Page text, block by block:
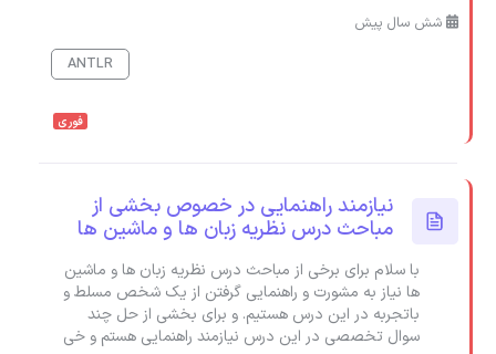
شش سال پیش
ANTLR
فوری
نیازمند راهنمایی در خصوص بخشی از
مباحث درس نظریه زبان ها و ماشین ها
با سلام برای برخی از مباحث درس نظریه زبان ها و ماشین
ها نیاز به مشورت و راهنمایی گرفتن از یک شخص مسلط و
باتجربه در این درس هستیم. و برای بخشی از حل چند
سوال تخصصی در این درس نیازمند راهنمایی هستم و خی